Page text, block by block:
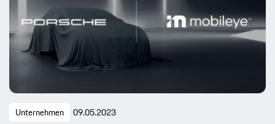
Unternehmen 09.05.2023